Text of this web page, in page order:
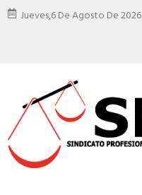
Jueves,6 De Agosto De 2026